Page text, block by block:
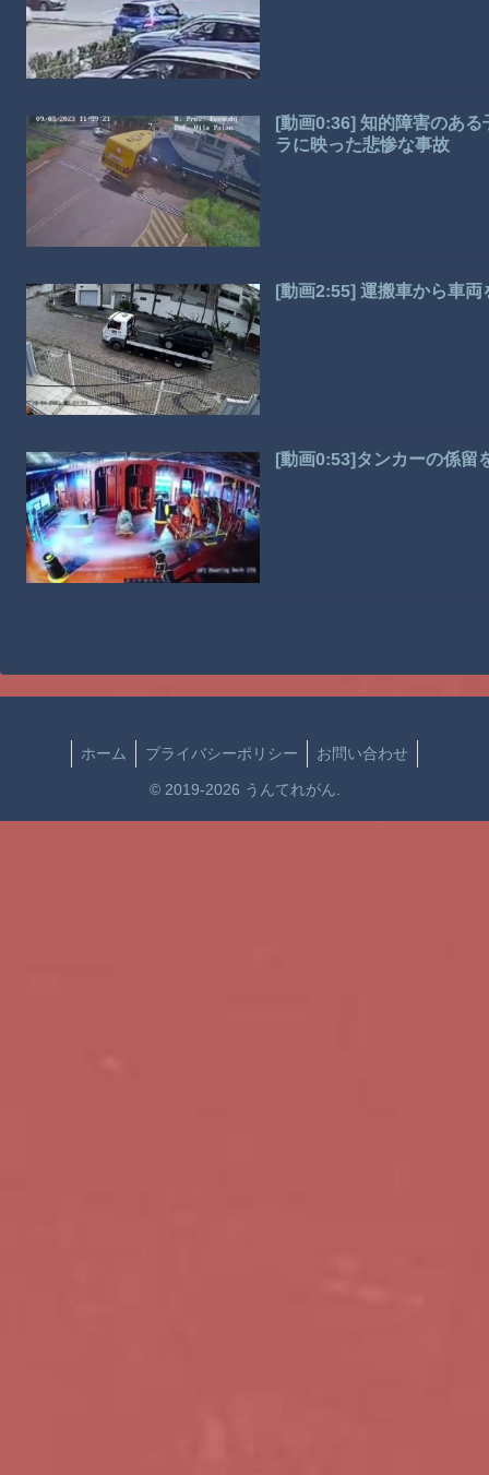
[動画0:36] 知的障害のあ
ラに映った悲惨な事故
[動画2:55] 運搬車から車
[動画0:53]タンカーの係留
ホーム プライバシーポリシー お問い合わせ
© 2019-2026 うんてれがん.